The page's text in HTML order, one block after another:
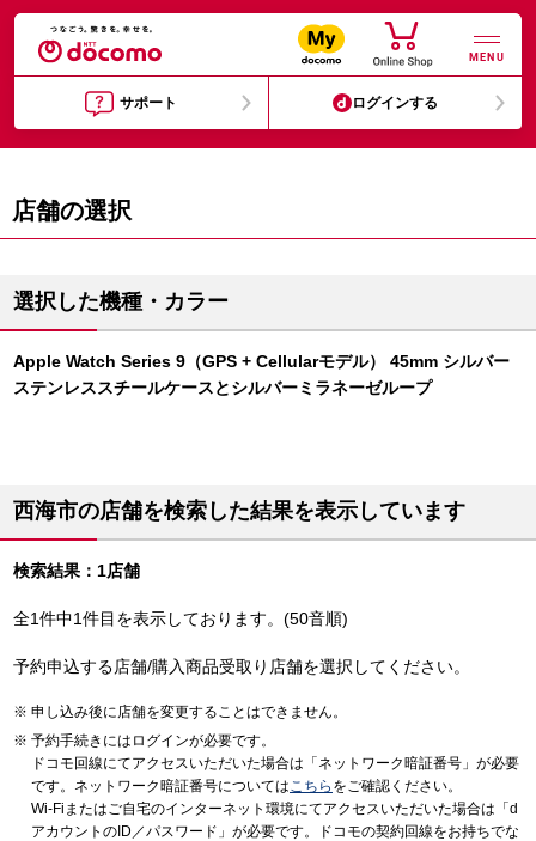
MENU
サポート ログインする
店舗の選択
選択した機種・カラー
Apple Watch Series 9（GPS + Cellularモデル） 45mm シルバー
ステンレススチールケースとシルバーミラネーゼループ
西海市の店舗を検索した結果を表示しています
検索結果：1店舗
全1件中1件目を表示しております。(50音順)
予約申込する店舗/購入商品受取り店舗を選択してください。
申し込み後に店舗を変更することはできません。
予約手続きにはログインが必要です。
ドコモ回線にてアクセスいただいた場合は「ネットワーク暗証番号」が必要
です。ネットワーク暗証番号についてはこちら をご確認ください。
Wi-Fiまたはご自宅のインターネット環境にてアクセスいただいた場合は「d
アカウントのID／パスワード」が必要です。ドコモの契約回線をお持ちでな